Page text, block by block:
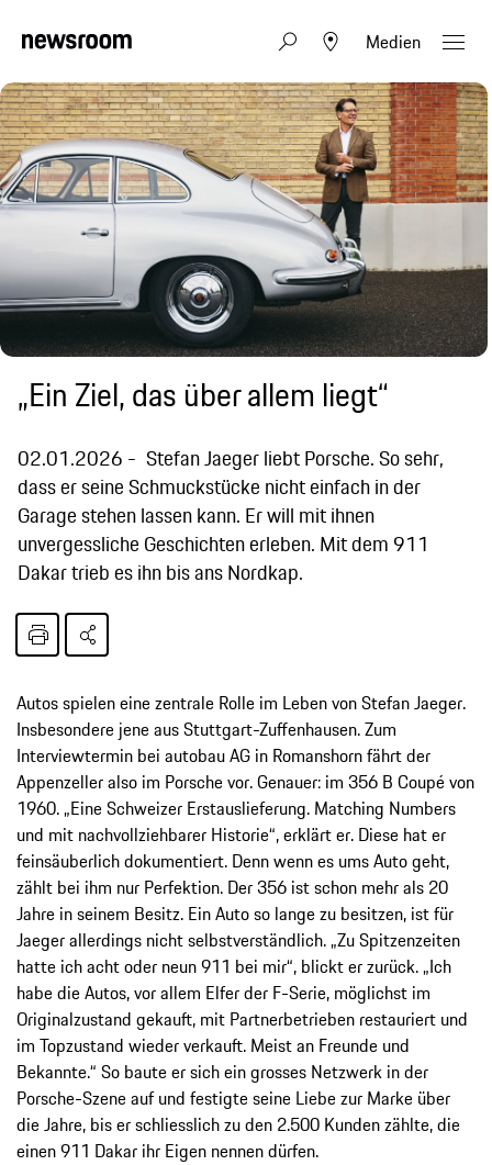
Medien
„Ein Ziel, das über allem liegt“
02.01.2026
Stefan Jaeger liebt Porsche. So sehr,
dass er seine Schmuckstücke nicht einfach in der
Garage stehen lassen kann. Er will mit ihnen
unvergessliche Geschichten erleben. Mit dem 911
Dakar trieb es ihn bis ans Nordkap.
Autos spielen eine zentrale Rolle im Leben von Stefan Jaeger.
Insbesondere jene aus Stuttgart-Zuffenhausen. Zum
Interviewtermin bei autobau AG in Romanshorn fährt der
Appenzeller also im Porsche vor. Genauer: im 356 B Coupé von
1960. „Eine Schweizer Erstauslieferung. Matching Numbers
und mit nachvollziehbarer Historie“, erklärt er. Diese hat er
feinsäuberlich dokumentiert. Denn wenn es ums Auto geht,
zählt bei ihm nur Perfektion. Der 356 ist schon mehr als 20
Jahre in seinem Besitz. Ein Auto so lange zu besitzen, ist für
Jaeger allerdings nicht selbstverständlich. „Zu Spitzenzeiten
hatte ich acht oder neun 911 bei mir“, blickt er zurück. „Ich
habe die Autos, vor allem Elfer der F-Serie, möglichst im
Originalzustand gekauft, mit Partnerbetrieben restauriert und
im Topzustand wieder verkauft. Meist an Freunde und
Bekannte.“ So baute er sich ein grosses Netzwerk in der
Porsche-Szene auf und festigte seine Liebe zur Marke über
die Jahre, bis er schliesslich zu den 2.500 Kunden zählte, die
einen 911 Dakar ihr Eigen nennen dürfen.